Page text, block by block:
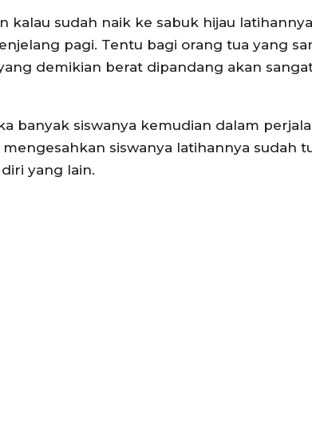
kalau sudah naik ke sabuk hijau latihannya
pagi. Tentu bagi orang tua yang
demikian berat dipandang akan
banyak siswanya kemudian dalam
siswanya latihannya sudah
yang lain.